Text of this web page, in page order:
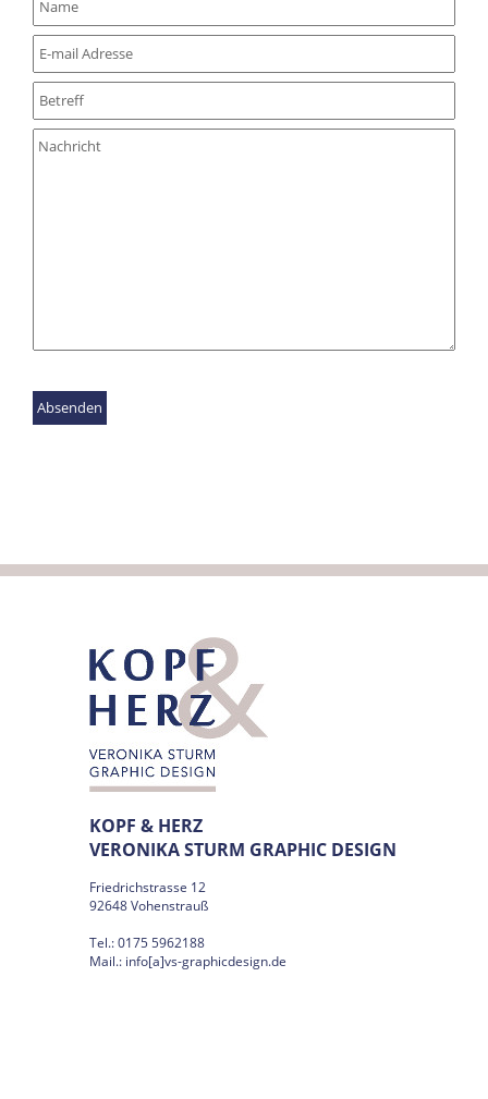
KOPF & HERZ
VERONIKA STURM GRAPHIC DESIGN
Friedrichstrasse 12
92648 Vohenstrauß
Tel.: 0175 5962188
Mail.: info[a]vs-graphicdesign.de